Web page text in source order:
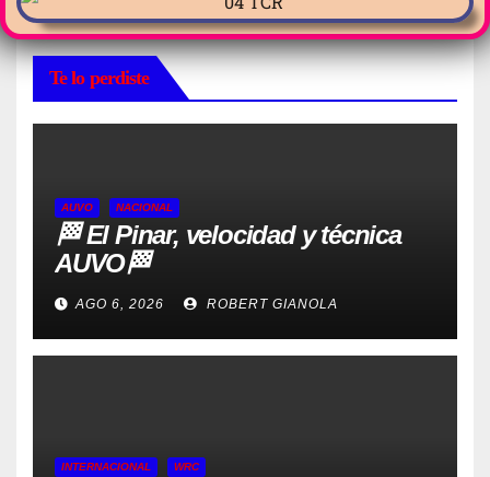
Te lo perdiste
AUVO NACIONAL
🏁 El Pinar, velocidad y técnica
AUVO🏁
AGO 6, 2026 ROBERT GIANOLA
INTERNACIONAL WRC